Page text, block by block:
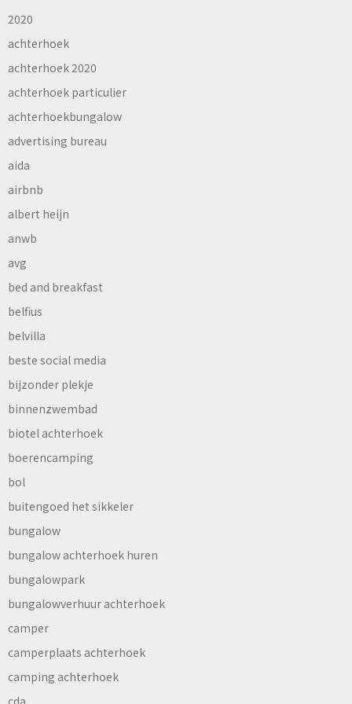
2020
achterhoek
achterhoek 2020
achterhoek particulier
achterhoekbungalow
advertising bureau
aida
airbnb
albert heijn
anwb
avg
bed and breakfast
belfius
belvilla
beste social media
bijzonder plekje
binnenzwembad
biotel achterhoek
boerencamping
bol
buitengoed het sikkeler
bungalow
bungalow achterhoek huren
bungalowpark
bungalowverhuur achterhoek
camper
camperplaats achterhoek
camping achterhoek